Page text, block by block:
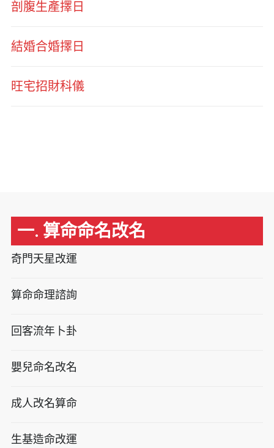
剖腹生產擇日
結婚合婚擇日
旺宅招財科儀
一. 算命命名改名
奇門天星改運
算命命理諮詢
回客流年卜卦
嬰兒命名改名
成人改名算命
生基造命改運